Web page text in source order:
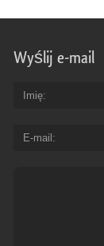
Wyślij e-mail
Imię
E-mail